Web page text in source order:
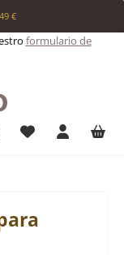
€
formulario de
Tienes 0